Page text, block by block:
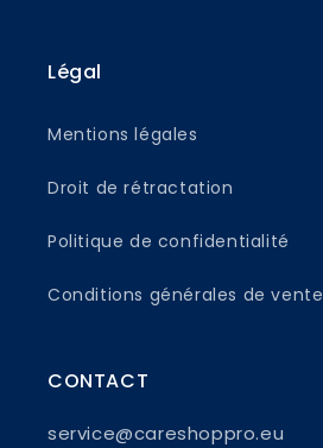
Légal
Mentions légales
Droit de rétractation
Politique de confidentialité
Conditions générales de vente
CONTACT
service@careshoppro.eu